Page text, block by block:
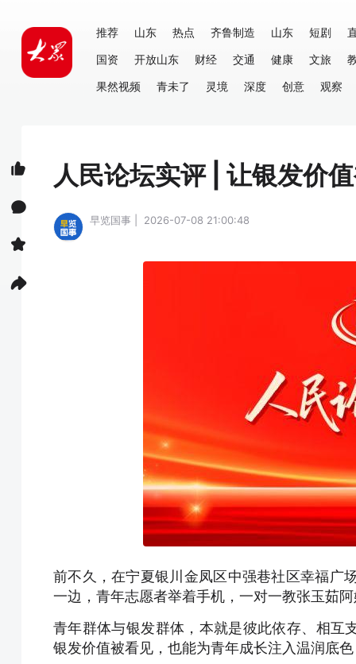
推荐 山东 热点 齐鲁制造 山东 短剧
国资
开放山东 财经 交通 健康 文旅
果然视频
青未了 灵境 深度 创意 观察
人民论坛实评 | 让银发价
早览国事 | 2026-07-08 21:00:48
前不久，在宁夏银川金凤区中强巷社区幸福广
一边，青年志愿者举着手机，一对一教张玉茹
青年群体与银发群体，本就是彼此依存、相互
银发价值被看见，也能为青年成长注入温润底